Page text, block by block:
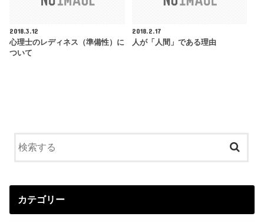
2018.3.12
心理士のレディネス（準備性）に
ついて
2018.2.17
人が「人間」である理由
カテゴリー